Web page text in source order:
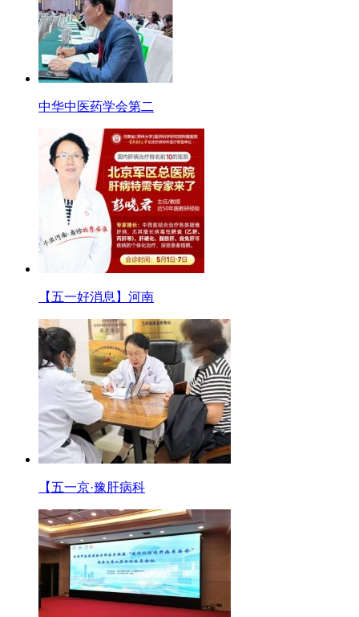
中华中医药学会第二
【五一好消息】河南
【五一京·豫肝病科